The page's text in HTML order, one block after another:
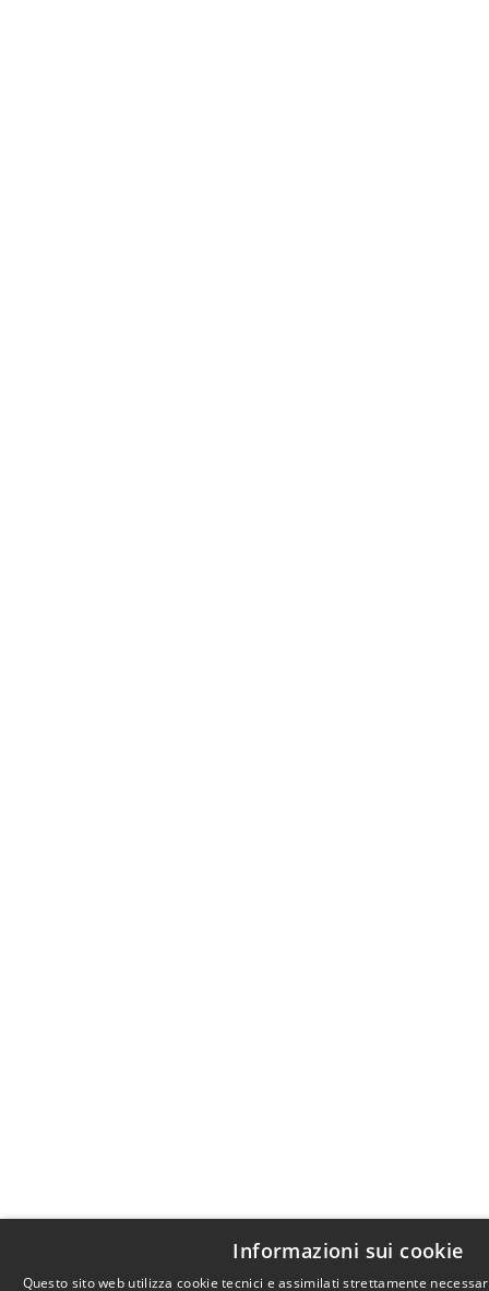
Informazioni sui cookie
Questo sito web utilizza cookie tecnici e assimilati strettamente